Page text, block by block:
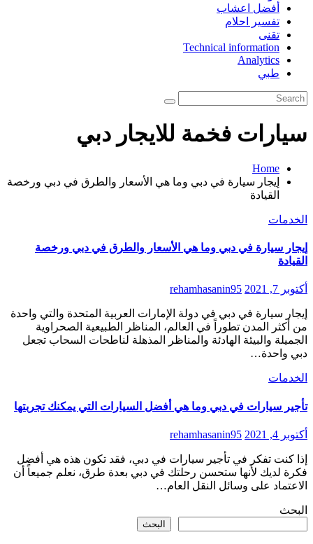
أفضل اعشاب
تفسير احلام
تقنى
Technical information
Analytics
طبي
سيارات فخمة للايجار دبي
Home
إيجار سيارة في دبي وما هي الأسعار والطرق في دبي ورخصة
القيادة
الخدمات
إيجار سيارة في دبي وما هي الأسعار والطرق في دبي ورخصة
القيادة
أكتوبر 7, 2021 rehamhasanin95
إيجار سيارة في دبي في دولة الإمارات العربية المتحدة والتي واحدة
من أكثر المدن تطوراً في العالم، المناظر الطبيعية الصحراوية
الجميلة والبيئة الهادئة والمناظر المذهلة لناطحات السحاب تجعل
دبي واحدة…
الخدمات
تأجير سيارات في دبي وما هي أفضل السيارات التي يمكنك تجربتها
أكتوبر 4, 2021 rehamhasanin95
إذا كنت تفكر في تأجير سيارات في دبي، فقد تكون هذه هي أفضل
فكرة لديك لأنها ستحسن رحلتك في دبي بعدة طرق، نعلم جميعاً أن
الاعتماد على وسائل النقل العام…
البحث
البحث